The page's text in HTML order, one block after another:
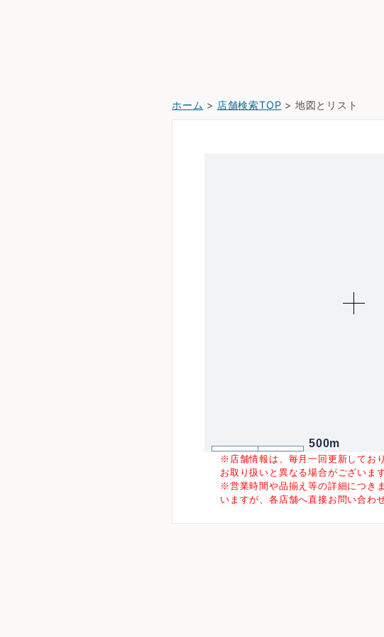
ホーム > 店舗検索TOP > 地図とリスト
500m
※店舗情報は、毎月一回更新してお
お取り扱いと異なる場合がございます
※営業時間や品揃え等の詳細につき
いますが、各店舗へ直接お問い合わ